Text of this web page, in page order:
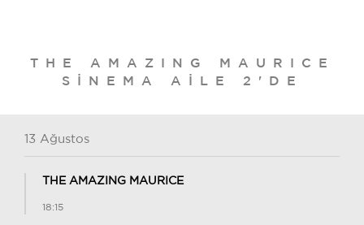
THE AMAZING MAURICE
SINEMA AILE 2'DE
13 Ağustos
THE AMAZING MAURICE
18:15